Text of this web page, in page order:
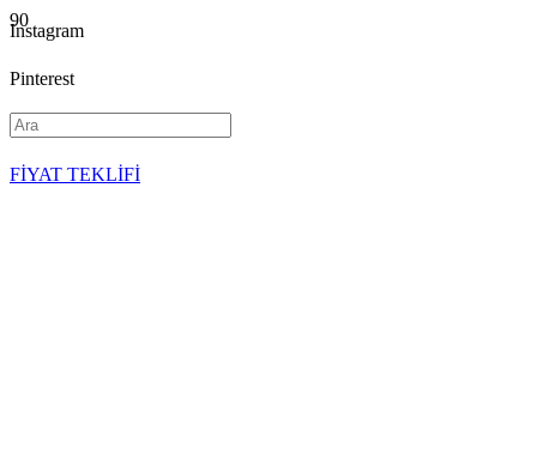
Instagram
Pinterest
YouTube
FİYAT TEKLİFİ